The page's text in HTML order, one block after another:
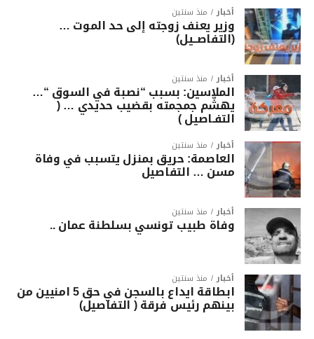
أخبار منذ سنتين
وزير يعنف زوجته إلى حد الموت …
(التفاصــيل)
أخبار منذ سنتين
الملاسين: بسبب “نصبة في السوق “…
يهشّم جمجمته بقضيب حديدي … (
التفـاصيل )
أخبار منذ سنتين
العاصمة: حريق بمنزل يتسبب في وفاة
مسن … التفاصيل
أخبار منذ سنتين
وفاة طبيب تونسي بسلطنة عمان ..
أخبار منذ سنتين
ابطاقة ايداع بالسجن في حق 5 امنيين من
بينهم رئيس فرقة ( التفاصيل)